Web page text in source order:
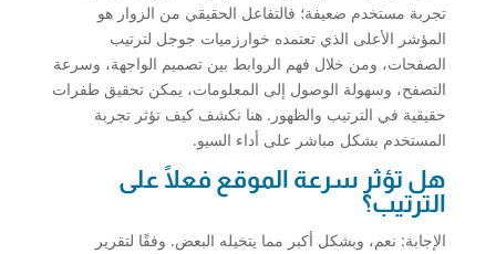
تجربة مستخدم ضعيفة؛ فالتفاعل الحقيقي من الزوار هو
المؤشر الأعلى الذي تعتمده خوارزميات جوجل لترتيب
الصفحات، ومن خلال فهم الروابط بين تصميم الواجهة، وسرعة
التصفح، وسهولة الوصول إلى المعلومات، يمكن تحقيق طفرات
حقيقية في الترتيب والظهور. هنا نكشف كيف تؤثر تجربة
المستخدم بشكل مباشر على أداء السيو.
هل تؤثر سرعة الموقع فعلًا على
الترتيب؟
الإجابة: نعم، وبشكل أكبر مما يتخيله البعض. وفقًا لتقرير